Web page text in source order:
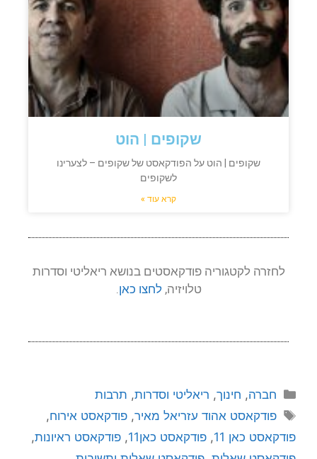
שקופים | הוט
שקופים | הוט על הפודקאסט של שקופים – לצערינו
לשקופים
קרא עוד »
לחזרה לקטגוריה פודקאסטים בנושא ריאליטי וסדרות
טלויזיה,לחצו כאן.
חברה, חינוך, ריאליטי וסדרות, תרבות
פודקאסט אהוד עזריאל מאיר,פודקאסט אירוח,
פודקאסט כאן 11
, פודקאסט כאן11 , פודקאסט ראיונות,